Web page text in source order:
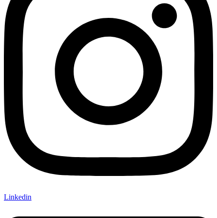
Linkedin